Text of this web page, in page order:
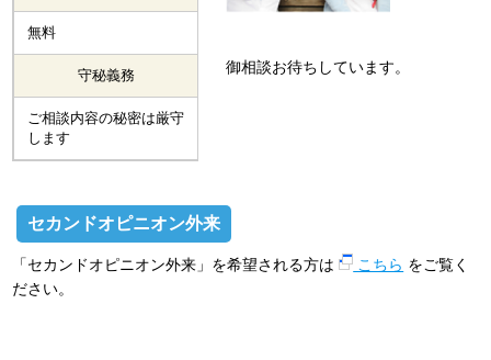
無料
守秘義務
ご相談内容の秘密は厳守
します
御相談お待ちしています。
セカンドオピニオン外来
「セカンドオピニオン外来」を希望される方は こちら をご覧く
ださい。